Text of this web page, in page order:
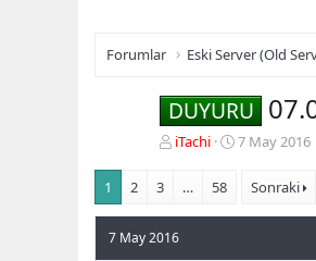
Forumlar Eski Server (Old
DUYURU
K
u
y
iTachi
B
a
7 May 2016
1 2 3 … 58 Sonraki
7 May 2016